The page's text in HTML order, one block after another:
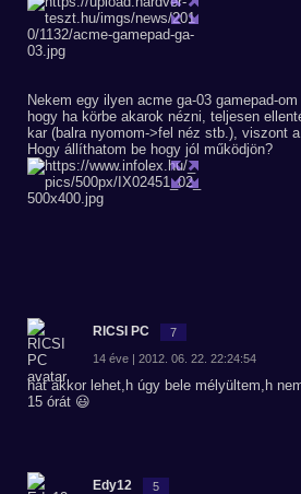
Nekem egy ilyen acme ga-03 gamepad-
hogy ha körbe akarok nézni, teljesen
kar (balra nyomom->fel néz stb.), viszont
Hogy állíthatom be hogy jól működjön?
RICSI PC 7
14 éve | 2012. 06. 22. 22:24:54
hát akkor lehet,h úgy bele mélyültem,h
15 órát 😃
Edy12 5